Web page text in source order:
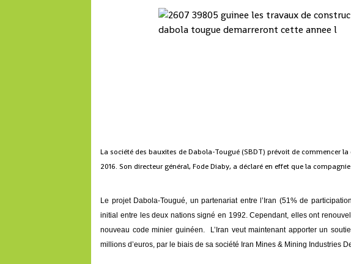
La société des bauxites de Dabola-Tougué (SBDT) prévoit de commencer
2016. Son directeur général, Fode Diaby, a déclaré en effet que la
Le projet Dabola-Tougué, un partenariat entre l’Iran (51% de
initial entre les deux nations signé en 1992. Cependant, elles ont
nouveau code minier guinéen. L’Iran veut maintenant apporter un
millions d’euros, par le biais de sa société Iran Mines & Mining Industries